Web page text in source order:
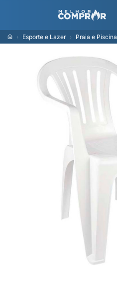
Esporte e Lazer Praia e Piscina